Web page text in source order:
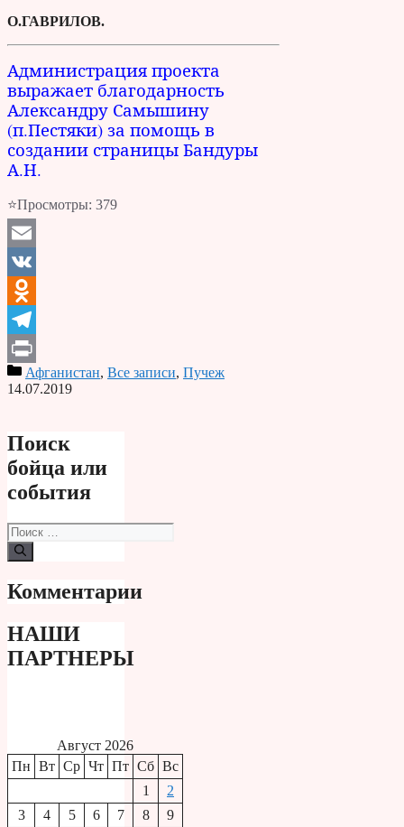
О.ГАВРИЛОВ.
Администрация проекта
выражает благодарность
Александру Самышину
(п.Пестяки) за помощь в
создании страницы Бандуры
А.Н.
⭐Просмотры: 379
Email
VK
Odnoklassniki
Telegram
PrintАфганистан, Все записи, Пучеж
14.07.2019
Поиск
бойца или
события
Поиск:
Комментарии
НАШИ
ПАРТНЕРЫ
Август 2026
Пн Вт Ср Чт Пт Сб Вс
1
2
3
4 5 6 7 8
9